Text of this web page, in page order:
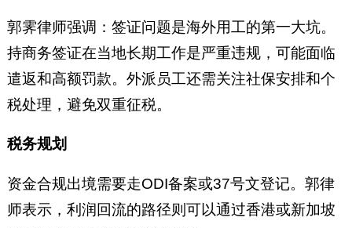
郭霁律师强调：签证问题是海外用工的第一大坑。
持商务签证在当地长期工作是严重违规，可能面临
遣返和高额罚款。外派员工还需关注社保安排和个
税处理，避免双重征税。
税务规划
资金合规出境需要走ODI备案或37号文登记。郭律
师表示，利润回流的路径则可以通过香港或新加坡